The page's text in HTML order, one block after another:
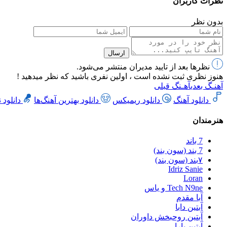
بدون نظر
ارسال
نظرها بعد از تایید مدیران منتشر می‌شود.
هنوز نظری ثبت نشده است ، اولین نفری باشید که نظر میدهید !
آهنـگ بعدیآهـنگ قبلی
دانلود آهنگ
دانلود ریمیکس دانلود بهترین آهنگ‌ها
هنرمندان
7 باند
7 بند (سون بند)
۷بند (سون بند)
Idriz Sanie
Loran
Tech N9ne و یاس
آبا مقدم
آبتین دابا
آبتین روحبخش داوران